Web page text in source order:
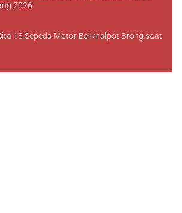
2026
18 Sepeda Motor Berknalpot Brong saat